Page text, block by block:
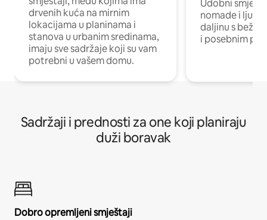
drvenih kuća na mirnim
lokacijama u planinama i
stanova u urbanim sredinama,
imaju sve sadržaje koji su vam
potrebni u vašem domu.
Udobni
nomade i ljude
daljinu s
i posebnim
Sadržaji i prednosti za one koji planiraju
duži boravak
Dobro opremljeni smještaji